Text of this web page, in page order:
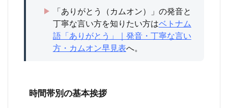
仕事
ジネ
スシ
「ありがとう（カムオン）」の発音と
丁寧な言い方を知りたい方はベトナム
語「ありがとう」｜発音・丁寧な言い
方・カムオン早見表へ。
時間帯別の基本挨拶